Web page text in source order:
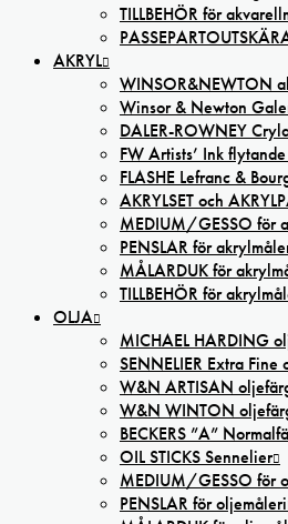
TILLBEHÖR för
AKRYL
WINSOR&NEWTON
Winsor & Newton
DALER-ROWNEY
FW Artists’ Ink
FLASHE Lefranc &
AKRYLSET och
MEDIUM/GESSO för
PENSLAR för
MÅLARDUK för
TILLBEHÖR för
OLJA
MICHAEL HARDING
SENNELIER Extra Fine
W&N ARTISAN
W&N WINTON
BECKERS ”A”
OIL STICKS Sennelier
MEDIUM/GESSO för
PENSLAR för oljemåleri